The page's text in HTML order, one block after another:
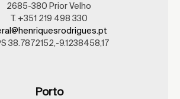
2685-380 Prior Velho
T. +351 219 498 330
38.7872152,-9.1238458,17
Porto